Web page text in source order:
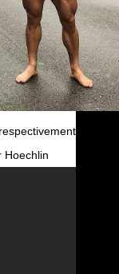
Hoechlin